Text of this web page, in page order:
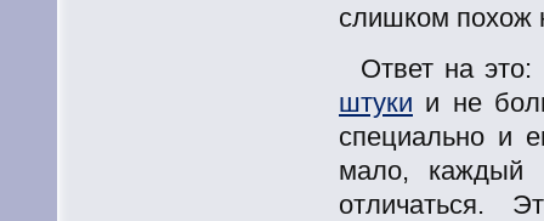
слишком похож
Ответ на
штуки и не
специально и
мало, каждый
отличаться.